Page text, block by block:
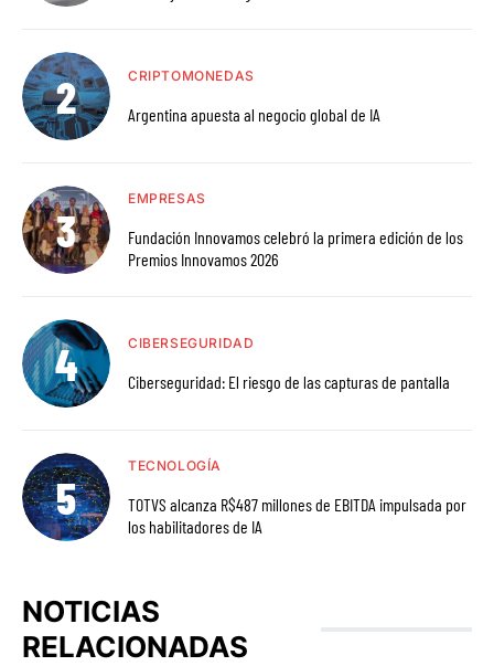
CRIPTOMONEDAS
Argentina apuesta al negocio global de IA
EMPRESAS
Fundación Innovamos celebró la primera edición de los
Premios Innovamos 2026
CIBERSEGURIDAD
Ciberseguridad: El riesgo de las capturas de pantalla
TECNOLOGÍA
TOTVS alcanza R$487 millones de EBITDA impulsada por
los habilitadores de IA
NOTICIAS
RELACIONADAS